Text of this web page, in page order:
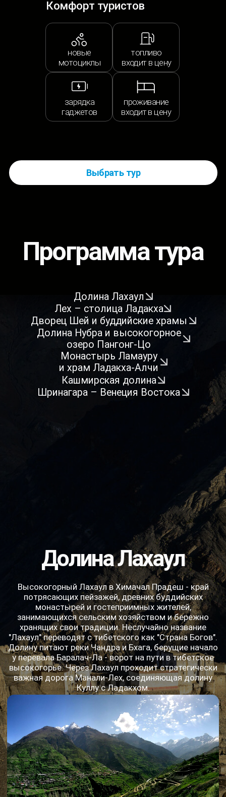
хранящих свои традиции. Неслучайно название
"Лахаул" переводят с тибетского как "Страна Богов".
Долину питают реки Чандра и Бхага, берущие начало
у перевала Баралач-Ла - ворот на пути в тибетское
Долина Лахаул
Лех – столица
Ладакха
Древние буддийские монастыри, возвышающиеся
над городом как безмолвные стражи прошлого,
соседствуют с колоритными базарами,
наполненными ароматами специй и звуками
тибетской речи.
Прогуляемся по узким улочкам старого города,
заглянем в лавки ремесленников, торгующих
изделиями из шерсти яка и серебра. Обязательно
поднимемся к Лехскому дворцу, напоминающему